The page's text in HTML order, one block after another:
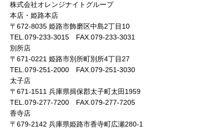
株式会社オレンジナイトグループ
本店・姫路本店
〒672-8035 姫路市飾磨区中島2丁目10
TEL.079-233-3015 FAX.079-233-3031
別所店
〒671-0221 姫路市別所町別所4丁目27
TEL.079-251-2000 FAX.079-251-3030
太子店
〒671-1511 兵庫県揖保郡太子町太田1959
TEL.079-277-7200 FAX.079-277-7205
香寺店
〒679-2142 兵庫県姫路市香寺町広瀬280-1